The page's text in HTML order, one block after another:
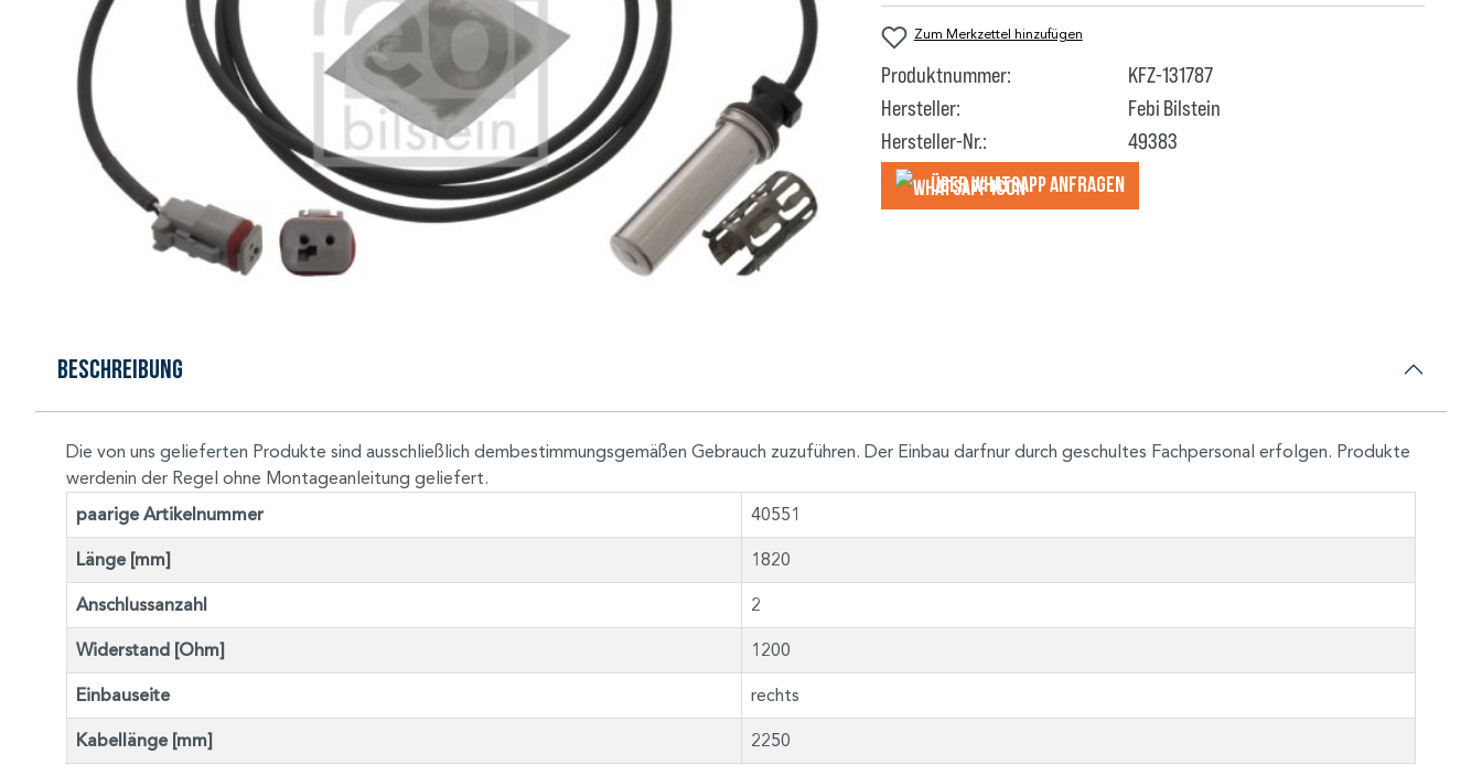
Zum Merkzettel hinzufügen
Produktnummer:
KFZ-131787
Hersteller:
Febi Bilstein
Hersteller-Nr.:
49383
Über WhatsApp anfragеn
Beschreibung
Die von uns gelieferten Produkte sind ausschließlich dembestimmungsgemäßen Gebrauch zuzuführen. Der Einbau darfnur durch geschultes Fachpersonal erfolgen. Produkte
werdenin der Regel ohne Montageanleitung geliefert.
paarige Artikelnummer 40551
Länge [mm] 1820
Anschlussanzahl 2
Widerstand [Ohm] 1200
Einbauseite rechts
Kabellänge [mm] 2250